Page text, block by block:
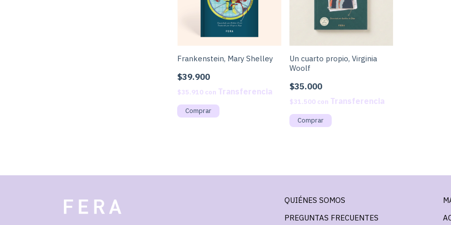
Frankenstein, Mary Shelley
$39.900
$35.910 con
Un cuarto propio, Virginia
Woolf
$35.000
$31.500 con
QUIÉNES SOMOS
PREGUNTAS FRECUENTES